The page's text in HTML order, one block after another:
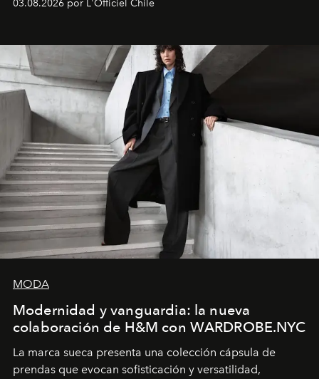
03.08.2026 por L'Officiel Chile
MODA
Modernidad y vanguardia: la nueva
colaboración de H&M con WARDROBE.NYC
La marca sueca presenta una colección cápsula de
prendas que evocan sofisticación y versatilidad,